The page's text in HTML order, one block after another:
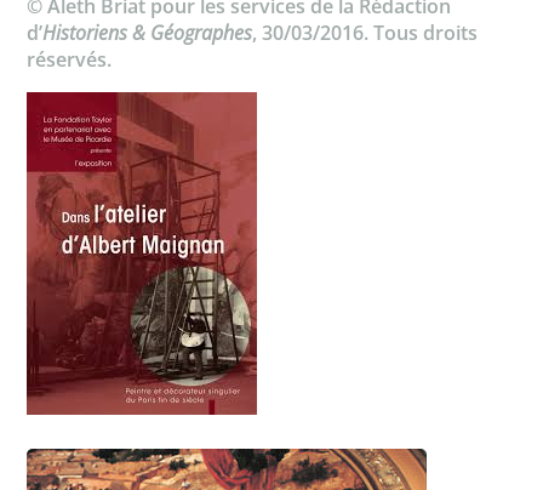
© Aleth Briat pour les services de la Rédaction
d’Historiens & Géographes, 30/03/2016. Tous droits
réservés.